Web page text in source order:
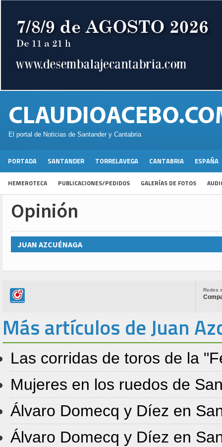
El portal de Noticias de Santander y Cantabria
PORTADA SANTANDER TORRELAVEGA CANTABRIA ESPAÑA
HEMEROTECA PUBLICACIONES/PEDIDOS GALERÍAS DE FOTOS
Opinión
JUAN AZCUÉNAGA
Redes
Más artículos de Juan
Las corridas de toros de la
Mujeres en los ruedos de
Álvaro Domecq y Díez en
Álvaro Domecq y Díez en